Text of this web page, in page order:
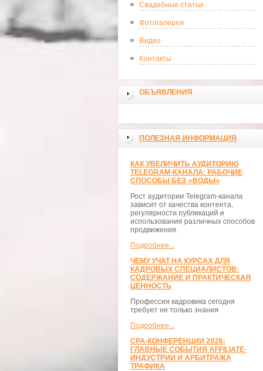
Свадебные статьи
Фотогалерея
Видео
Контакты
ОБЪЯВЛЕНИЯ
ПОЛЕЗНАЯ ИНФОРМАЦИЯ
КАК УВЕЛИЧИТЬ АУДИТОРИЮ
TELEGRAM-КАНАЛА: РАБОЧИЕ
СПОСОБЫ БЕЗ «ВОДЫ»
Рост аудитории Telegram-канала
зависит от качества контента,
регулярности публикаций и
использования различных способов
продвижения.
Подробнее...
ЧЕМУ УЧАТ НА КУРСАХ ДЛЯ
КАДРОВЫХ СПЕЦИАЛИСТОВ:
СОДЕРЖАНИЕ И ПРАКТИЧЕСКАЯ
ЦЕННОСТЬ
Профессия кадровика сегодня
требует не только знания
Подробнее...
CPA-КОНФЕРЕНЦИИ 2026:
ГЛАВНЫЕ СОБЫТИЯ AFFILIATE-
ИНДУСТРИИ И АРБИТРАЖА
ТРАФИКА